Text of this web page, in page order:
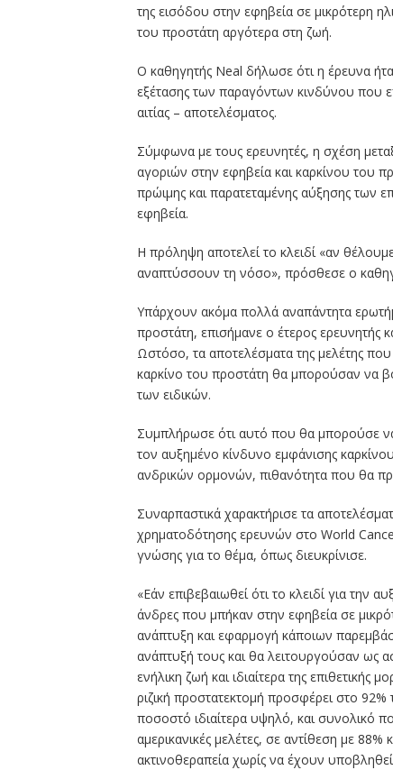
της εισόδου στην εφηβεία σε μικρότερη
του προστάτη αργότερα στη ζωή.
Ο καθηγητής Neal δήλωσε ότι η έρευνα
εξέτασης των παραγόντων κινδύνου που
αιτίας – αποτελέσματος.
Σύμφωνα με τους ερευνητές, η σχέση
αγοριών στην εφηβεία και καρκίνου του
πρώιμης και παρατεταμένης αύξησης των
εφηβεία.
Η πρόληψη αποτελεί το κλειδί «αν
αναπτύσσουν τη νόσο», πρόσθεσε ο
Υπάρχουν ακόμα πολλά αναπάντητα
προστάτη, επισήμανε ο έτερος
Ωστόσο, τα αποτελέσματα της μελέτης
καρκίνο του προστάτη θα μπορούσαν να
των ειδικών.
Συμπλήρωσε ότι αυτό που θα μπορούσε να
τον αυξημένο κίνδυνο εμφάνισης
ανδρικών ορμονών, πιθανότητα που θα
Συναρπαστικά χαρακτήρισε τα
χρηματοδότησης ερευνών στο World
γνώσης για το θέμα, όπως διευκρίνισε.
«Εάν επιβεβαιωθεί ότι το κλειδί για την
άνδρες που μπήκαν στην εφηβεία σε
ανάπτυξη και εφαρμογή κάποιων
ανάπτυξή τους και θα λειτουργούσαν ως
ενήλικη ζωή και ιδιαίτερα της
ριζική προστατεκτομή προσφέρει στο
ποσοστό ιδιαίτερα υψηλό, και συνολικό
αμερικανικές μελέτες, σε αντίθεση με
ακτινοθεραπεία χωρίς να έχουν